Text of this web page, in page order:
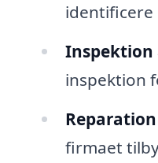
identificere
Inspektion
inspektion
firmaet